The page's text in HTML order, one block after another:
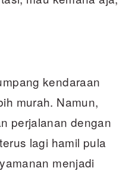
kendaraan
murah. Namun,
perjalanan dengan
lagi hamil pula
menjadi